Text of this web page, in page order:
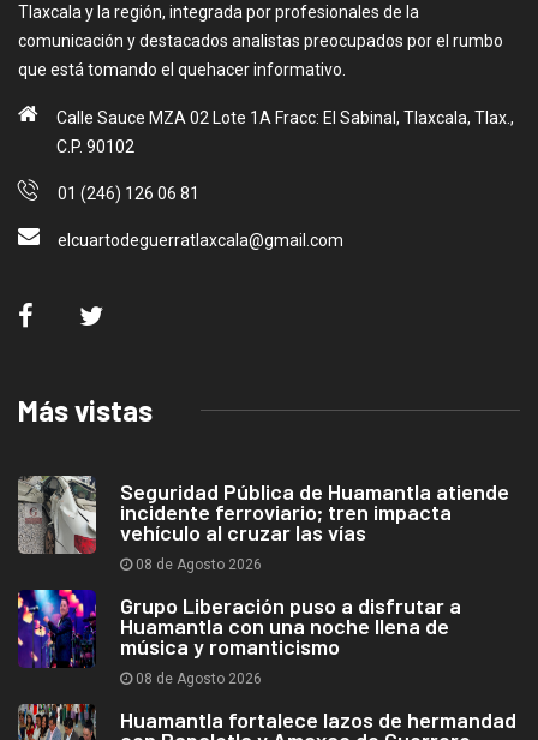
Tlaxcala y la región, integrada por profesionales de la
comunicación y destacados analistas preocupados por el rumbo
que está tomando el quehacer informativo.
Calle Sauce MZA 02 Lote 1A Fracc: El Sabinal, Tlaxcala, Tlax.,
C.P. 90102
01 (246) 126 06 81
elcuartodeguerratlaxcala@gmail.com
Más vistas
Seguridad Pública de Huamantla atiende
incidente ferroviario; tren impacta
vehículo al cruzar las vías
08 de Agosto 2026
Grupo Liberación puso a disfrutar a
Huamantla con una noche llena de
música y romanticismo
08 de Agosto 2026
Huamantla fortalece lazos de hermandad